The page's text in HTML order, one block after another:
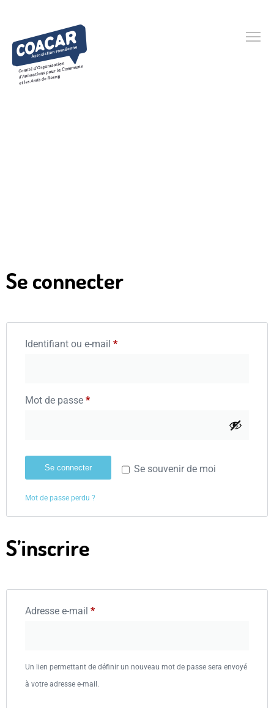
Se connecter
Identifiant ou e-mail *
Mot de passe *
Se souvenir de moi
Se connecter
Mot de passe perdu ?
S’inscrire
Adresse e-mail *
Un lien permettant de définir un nouveau mot de passe sera envoyé
à votre adresse e-mail.